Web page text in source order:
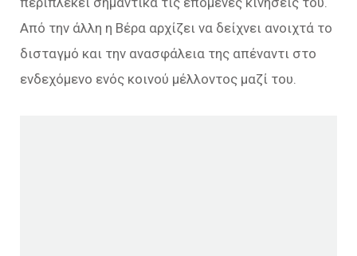
Από την άλλη η Βέρα αρχίζει να δείχνει ανοιχτά το
δισταγμό και την ανασφάλεια της απέναντι στο
ενδεχόμενο ενός κοινού μέλλοντος μαζί του.